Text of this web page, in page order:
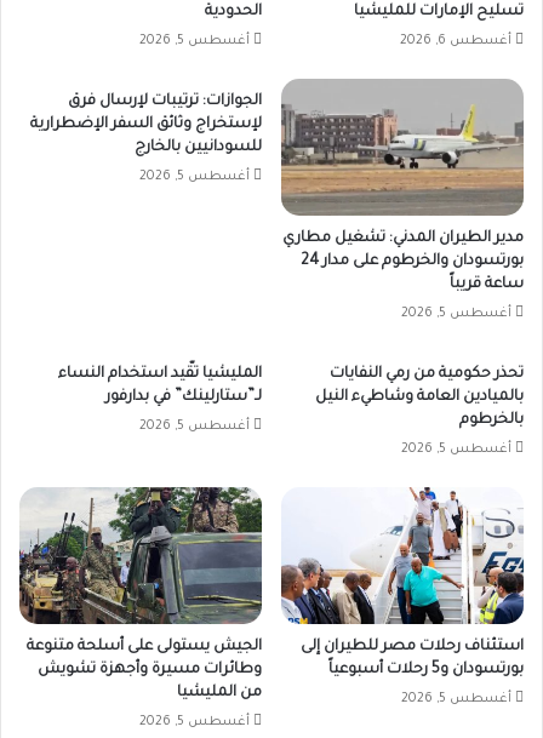
تسليح الإمارات للمليشيا
أغسطس 6, 2026
الحدودية
أغسطس 5, 2026
مدير الطيران المدني: تشغيل مطاري
بورتسودان والخرطوم على مدار 24
ساعة قريباً
أغسطس 5, 2026
الجوازات: ترتيبات لإرسال فرق
لإستخراج وثائق السفر الإضطرارية
للسودانيين بالخارج
أغسطس 5, 2026
تحذر حكومية من رمي النفايات
بالميادين العامة وشاطيء النيل
بالخرطوم
أغسطس 5, 2026
المليشيا تقّيد استخدام النساء
لـ”ستارلينك” في بدارفور
أغسطس 5, 2026
استئناف رحلات مصر للطيران إلى
بورتسودان و5 رحلات أسبوعياً
أغسطس 5, 2026
الجيش يستولى على أسلحة متنوعة
وطائرات مسيرة وأجهزة تشويش
من المليشيا
أغسطس 5, 2026